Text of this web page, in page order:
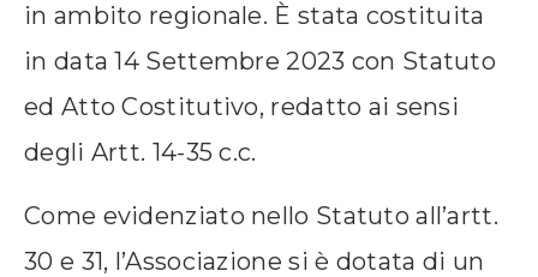
in ambito regionale. È stata costituita
in data 14 Settembre 2023 con Statuto
ed Atto Costitutivo, redatto ai sensi
degli Artt. 14-35 c.c.
Come evidenziato nello Statuto all’artt.
30 e 31, l’Associazione si è dotata di un